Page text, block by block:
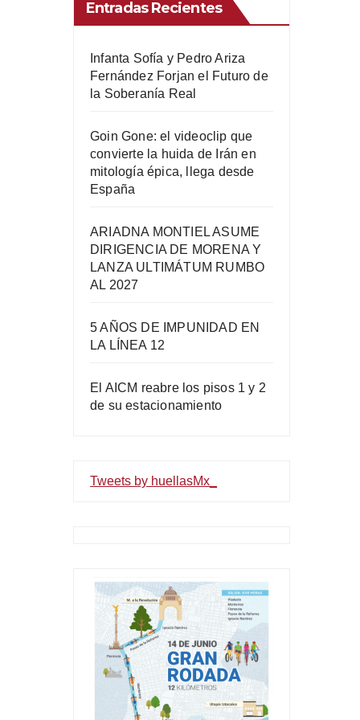
Entradas Recientes
Infanta Sofía y Pedro Ariza
Fernández Forjan el Futuro de
la Soberanía Real
Goin Gone: el videoclip que
convierte la huida de Irán en
mitología épica, llega desde
España
ARIADNA MONTIEL ASUME
DIRIGENCIA DE MORENA Y
LANZA ULTIMÁTUM RUMBO
AL 2027
5 AÑOS DE IMPUNIDAD EN
LA LÍNEA 12
El AICM reabre los pisos 1 y 2
de su estacionamiento
Tweets by huellasMx_